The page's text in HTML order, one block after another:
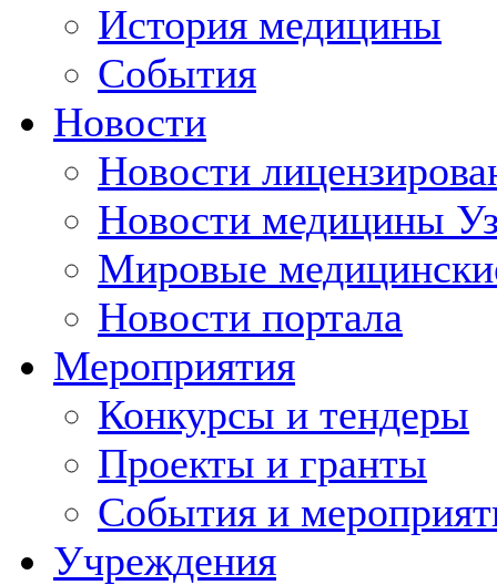
История медицины
События
Новости
Новости
Новости медицины
Мировые
Новости портала
Мероприятия
Конкурсы и тендеры
Проекты и гранты
События и
Учреждения